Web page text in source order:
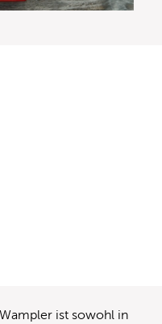
ist sowohl in